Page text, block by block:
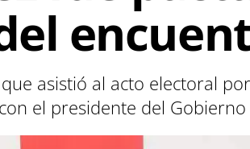
asistió al acto electoral
el presidente del Gobierno